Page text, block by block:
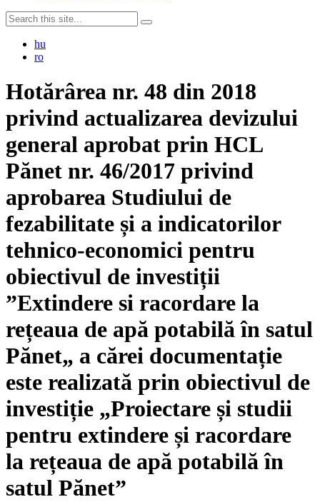
hu
ro
Hotărârea nr. 48 din 2018
privind actualizarea devizului
general aprobat prin HCL
Pănet nr. 46/2017 privind
aprobarea Studiului de
fezabilitate și a indicatorilor
tehnico-economici pentru
obiectivul de investiții
”Extindere si racordare la
rețeaua de apă potabilă în satul
Pănet„ a cărei documentație
este realizată prin obiectivul de
investiție „Proiectare și studii
pentru extindere și racordare
la rețeaua de apă potabilă în
satul Pănet”